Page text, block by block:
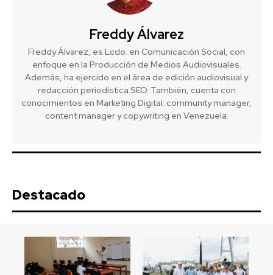
Freddy Álvarez
Freddy Álvarez, es Lcdo. en Comunicación Social, con
enfoque en la Producción de Medios Audiovisuales.
Además, ha ejercido en el área de edición audiovisual y
redacción periodística SEO. También, cuenta con
conocimientos en Marketing Digital: community manager,
content manager y copywriting en Venezuela.
Destacado